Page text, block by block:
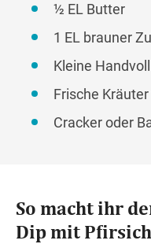
½ EL Butter
1 EL brauner
Kleine
Frische
Cracker oder
So macht ihr
Dip mit Pfirsich